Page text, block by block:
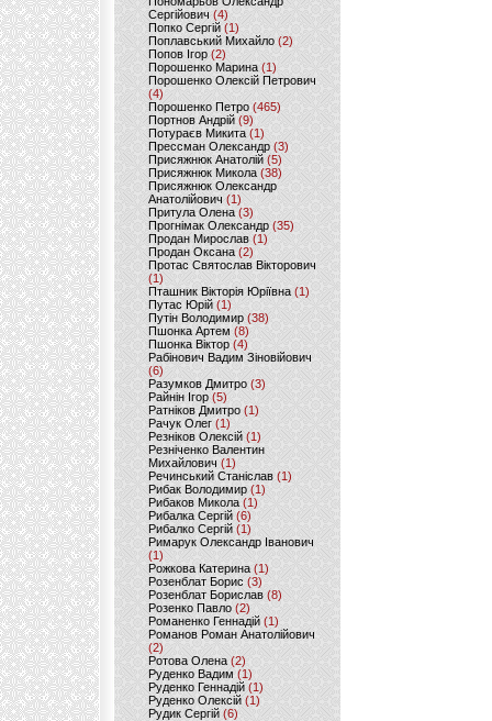
Сергійович(4)
Попко Сергій (1)
Поплавський Михайло (2)
Попов Ігор(2)
Порошенко Марина (1)
Порошенко Олексій Петрович
(4)
Порошенко Петро (465)
Портнов Андрій (9)
Потураєв Микита(1)
Прессман Олександр(3)
Присяжнюк Анатолій (5)
Присяжнюк Микола (38)
Присяжнюк Олександр
Анатолійович (1)
Притула Олена (3)
Прогнімак Олександр(35)
Продан Мирослав(1)
Продан Оксана (2)
Протас Святослав Вікторович
(1)
Пташник Вікторія Юріївна (1)
Путас Юрій (1)
Путін Володимир(38)
Пшонка Артем (8)
Пшонка Віктор(4)
Рабінович Вадим Зіновійович
(6)
Разумков Дмитро (3)
Райнін Ігор(5)
Ратніков Дмитро (1)
Рачук Олег (1)
Резніков Олексій(1)
Резніченко Валентин
Михайлович (1)
Речинський Станіслав (1)
Рибак Володимир(1)
Рибаков Микола(1)
Рибалка Сергій (6)
Рибалко Сергій (1)
Римарук Олександр Іванович
(1)
Рожкова Катерина(1)
Розенблат Борис (3)
Розенблат Борислав (8)
Розенко Павло (2)
Романенко Геннадій (1)
Романов Роман Анатолійович
(2)
Ротова Олена(2)
Руденко Вадим (1)
Руденко Геннадій (1)
Руденко Олексій(1)
Рудик Сергій(6)